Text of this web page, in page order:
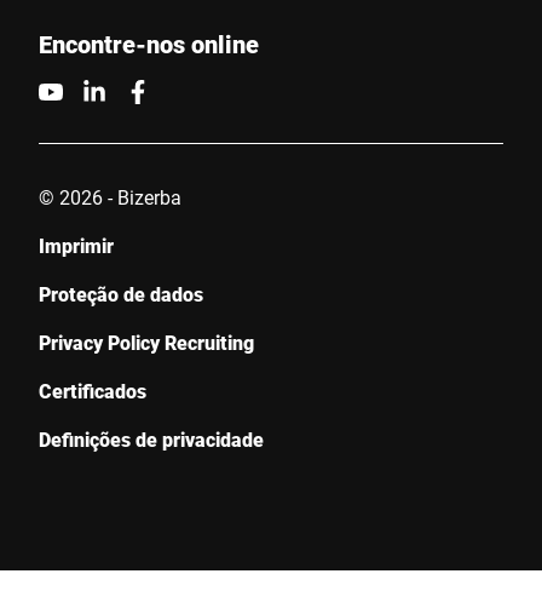
Encontre-nos online
© 2026 - Bizerba
Imprimir
Proteção de dados
Privacy Policy Recruiting
Certificados
Definições de privacidade